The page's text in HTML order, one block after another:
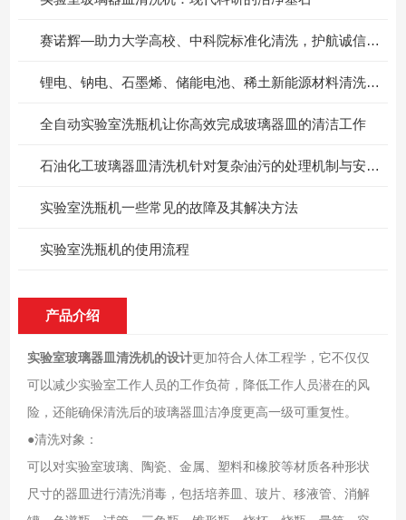
赛诺辉—助力大学高校、中科院标准化清洗，护航诚信科研实验数据精准第一步
锂电、钠电、石墨烯、储能电池、稀土新能源材料清洗解决方案！广东赛诺辉
全自动实验室洗瓶机让你高效完成玻璃器皿的清洁工作
石油化工玻璃器皿清洗机针对复杂油污的处理机制与安全设计
实验室洗瓶机一些常见的故障及其解决方法
实验室洗瓶机的使用流程
产品介绍
实验室玻璃器皿清洗机的设计更加符合人体工程学，它不仅仅
可以减少实验室工作人员的工作负荷，降低工作人员潜在的风
险，还能确保清洗后的玻璃器皿洁净度更高一级可重复性。
●清洗对象：
可以对实验室玻璃、陶瓷、金属、塑料和橡胶等材质各种形状
尺寸的器皿进行清洗消毒，包括培养皿、玻片、移液管、消解